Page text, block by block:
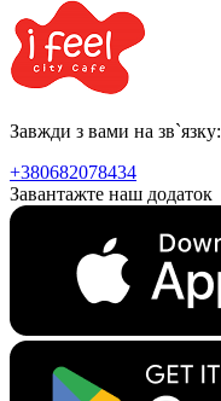
Завжди з вами на зв`язку:
+380682078434
Завантажте наш додаток